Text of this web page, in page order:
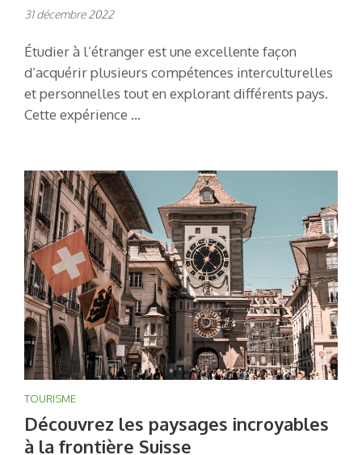
31 décembre 2022
Étudier à l’étranger est une excellente façon
d’acquérir plusieurs compétences interculturelles
et personnelles tout en explorant différents pays.
Cette expérience …
TOURISME
Découvrez les paysages incroyables
à la frontière Suisse